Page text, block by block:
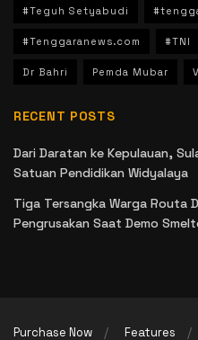
#Teguh Setyabudi
#Tenggaranews.com #TNI
Dr Bahri Pemda Mubar
RECENT POSTS
Dari Daratan ke Kepulauan,
Satuan Pendidikan Widyalaya
Tiga Tersangka Warga Routa
Pengrusakan Saat Demo
Purchase Now Features